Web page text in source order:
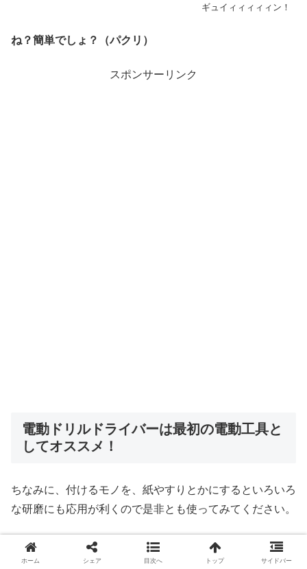
ギュイィィィィィン！
ね？簡単でしょ？（パクリ）
スポンサーリンク
電動ドリルドライバーは最初の電動工具と
してオススメ！
ちなみに、付けるモノを、紙やすりとかにするといろいろ
な研磨にも応用が利くので是非とも使ってみてください。
え？ 電動ドリルがない？ ホムセンで2、3千円のモノ
でもいいですし、ちゃんとしたのを長く使うなら（バッテ
ホーム シェア 目次へ トップ サイドバー